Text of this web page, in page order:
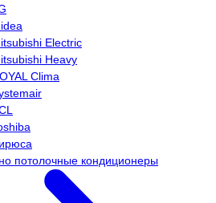
Electric
Heavy
Clima
потолочные кондиционеры